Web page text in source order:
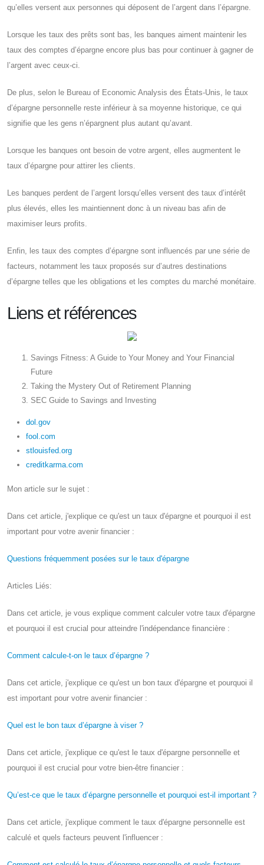
qu’elles versent aux personnes qui déposent de l’argent dans l’épargne.
Lorsque les taux des prêts sont bas, les banques aiment maintenir les
taux des comptes d’épargne encore plus bas pour continuer à gagner de
l’argent avec ceux-ci.
De plus, selon le Bureau of Economic Analysis des États-Unis, le taux
d’épargne personnelle reste inférieur à sa moyenne historique, ce qui
signifie que les gens n’épargnent plus autant qu’avant.
Lorsque les banques ont besoin de votre argent, elles augmentent le
taux d’épargne pour attirer les clients.
Les banques perdent de l’argent lorsqu’elles versent des taux d’intérêt
plus élevés, elles les maintiennent donc à un niveau bas afin de
maximiser leurs profits.
Enfin, les taux des comptes d’épargne sont influencés par une série de
facteurs, notamment les taux proposés sur d’autres destinations
d’épargne telles que les obligations et les comptes du marché monétaire.
Liens et références
Savings Fitness: A Guide to Your Money and Your Financial
Future
Taking the Mystery Out of Retirement Planning
SEC Guide to Savings and Investing
dol.gov
fool.com
stlouisfed.org
creditkarma.com
Mon article sur le sujet :
Dans cet article, j'explique ce qu'est un taux d'épargne et pourquoi il est
important pour votre avenir financier :
Questions fréquemment posées sur le taux d'épargne
Articles Liés:
Dans cet article, je vous explique comment calculer votre taux d'épargne
et pourquoi il est crucial pour atteindre l'indépendance financière :
Comment calcule-t-on le taux d’épargne ?
Dans cet article, j'explique ce qu'est un bon taux d'épargne et pourquoi il
est important pour votre avenir financier :
Quel est le bon taux d’épargne à viser ?
Dans cet article, j'explique ce qu'est le taux d'épargne personnelle et
pourquoi il est crucial pour votre bien-être financier :
Qu’est-ce que le taux d’épargne personnelle et pourquoi est-il important ?
Dans cet article, j'explique comment le taux d'épargne personnelle est
calculé et quels facteurs peuvent l'influencer :